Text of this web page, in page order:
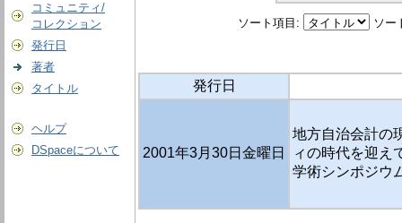
コミュニティ/
コレクション
発行日
著者
タイトル
ヘルプ
DSpaceについて
ソート項目: ソー
発行日
2001年3月30日金曜日
地方自治会計の
ィの時代を迎え
学術シンポジウ